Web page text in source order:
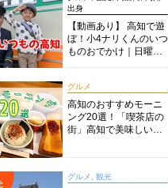
出身
【動画あり】 高知で遊
ぼ！小4ナリくんのいつ
ものおでかけ｜日曜市
グルメ
高知のおすすめモーニ
ング20選！「喫茶店の
街」高知で美味しい喫
グルメ, 観光